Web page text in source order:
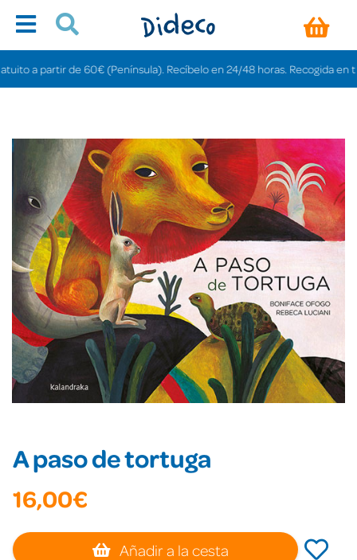
a partir de 60€ (Península). Recíbelo en 24/48 horas. Recogida en
A paso de tortuga
16,00€
Añadir a la cesta